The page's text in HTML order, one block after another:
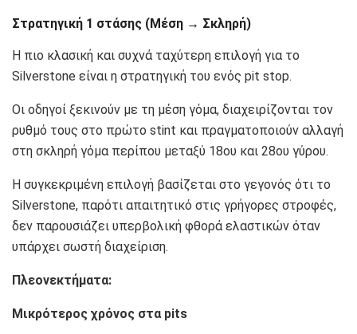
Στρατηγική 1 στάσης (Μέση → Σκληρή)
Η πιο κλασική και συχνά ταχύτερη επιλογή για το
Silverstone είναι η στρατηγική του ενός pit stop.
Οι οδηγοί ξεκινούν με τη μέση γόμα, διαχειρίζονται τον
ρυθμό τους στο πρώτο stint και πραγματοποιούν αλλαγή
στη σκληρή γόμα περίπου μεταξύ 18ου και 28ου γύρου.
Η συγκεκριμένη επιλογή βασίζεται στο γεγονός ότι το
Silverstone, παρότι απαιτητικό στις γρήγορες στροφές,
δεν παρουσιάζει υπερβολική φθορά ελαστικών όταν
υπάρχει σωστή διαχείριση.
Πλεονεκτήματα:
Μικρότερος χρόνος στα pits